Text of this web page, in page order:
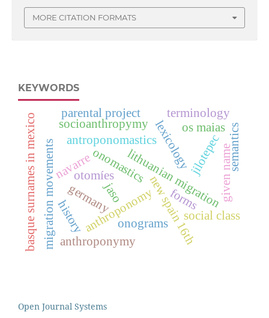
MORE CITATION FORMATS
KEYWORDS
lexicology
onomastics
antroponomastics
lithuanian migration
navarre
jaso
migration movements new spain 16th
basque surnames in mexico social class
anthroponomy
socioanthropymy
onograms
germany
history
anthroponymy
jilotepec
otomíes given name
parental project terminology
semantics
os maias
forms
Open Journal Systems